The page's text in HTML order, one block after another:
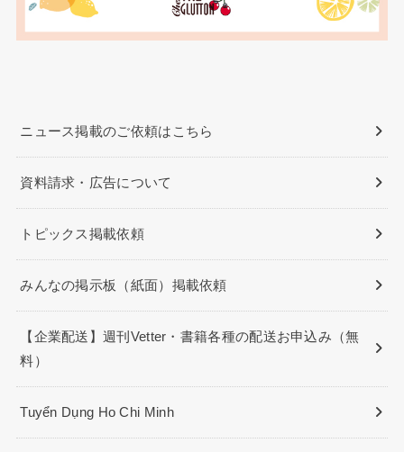
ニュース掲載のご依頼はこちら
資料請求・広告について
トピックス掲載依頼
みんなの掲示板（紙面）掲載依頼
【企業配送】週刊Vetter・書籍各種の配送お申込み（無
料）
Tuyển Dụng Ho Chi Minh